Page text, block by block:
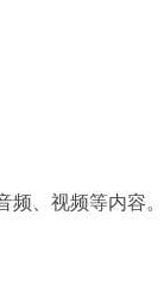
频、视频等内容。